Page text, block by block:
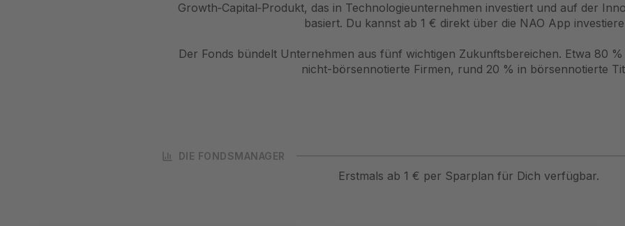
Growth‑Capital‑Produkt, das in Technologieunternehmen investiert und auf der
basiert. Du kannst ab 1 € direkt über die NAO App
Der Fonds bündelt Unternehmen aus fünf wichtigen Zukunftsbereichen. Etwa 80
nicht-börsennotierte Firmen, rund 20 % in börsennotierte
DIE FONDSMANAGER
Erstmals ab 1 € per Sparplan für Dich verfügbar.